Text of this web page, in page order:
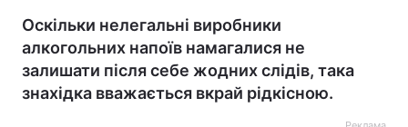
Оскільки нелегальні виробники
алкогольних напоїв намагалися не
залишати після себе жодних слідів, така
знахідка вважається вкрай рідкісною.